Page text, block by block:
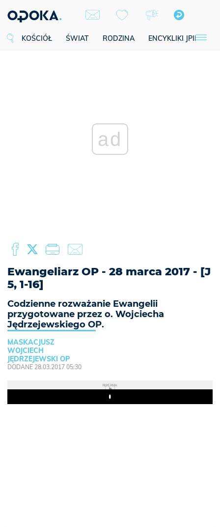
KOŚCIÓŁ ŚWIAT RODZINA ENCYKLIKI JPII
ad
Ewangeliarz OP - 28 marca 2017 - [J
5, 1-16]
Codzienne rozważanie Ewangelii
przygotowane przez o. Wojciecha
Jędrzejewskiego OP.
MASKACJUSZ
WOJCIECH
JĘDRZEJEWSKI OP
DODANE 28.03.2017 05:30
REKLAMA
Play